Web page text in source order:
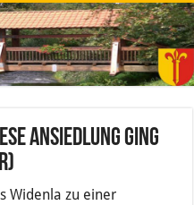
Ansiedlung ging
Widenla zu einer